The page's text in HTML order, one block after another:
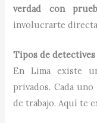
verdad con
involucrarte
Tipos de
En Lima existe
privados. Cada
de trabajo. Aquí te